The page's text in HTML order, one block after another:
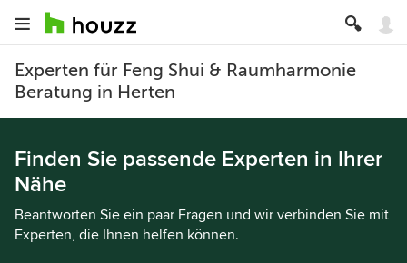
Experten für Feng Shui & Raumharmonie
Beratung in Herten
Finden Sie passende Experten in Ihrer
Nähe
Beantworten Sie ein paar Fragen und wir verbinden Sie mit
Experten, die Ihnen helfen können.